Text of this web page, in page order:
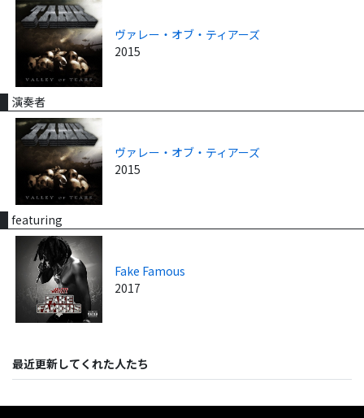
ヴァレー・オブ・ティアーズ
2015
演奏者
ヴァレー・オブ・ティアーズ
2015
featuring
Fake Famous
2017
最近更新してくれた人たち